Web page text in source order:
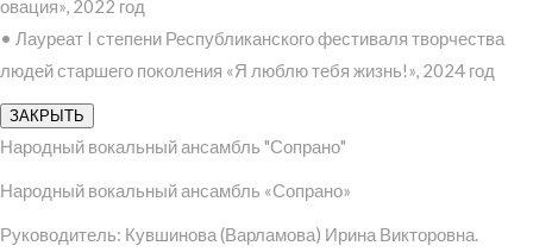
овация», 2022 год
• Лауреат I степени Республиканского фестиваля творчества
людей старшего поколения «Я люблю тебя жизнь!», 2024 год
ЗАКРЫТЬ
Народный вокальный ансамбль "Сопрано"
Народный вокальный ансамбль «Сопрано»
Руководитель: Кувшинова (Варламова) Ирина Викторовна.